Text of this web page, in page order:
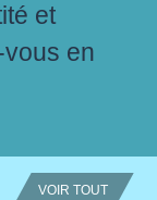
et
en
VOIR TOUT